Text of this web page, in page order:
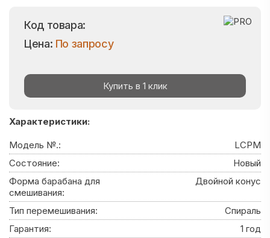
Код товара:
Цена: По запросу
Купить в 1 клик
Характеристики:
Модель №.:
LCPM
Состояние:
Новый
Форма барабана для
смешивания:
Двойной конус
Тип перемешивания:
Спираль
Гарантия:
1 год